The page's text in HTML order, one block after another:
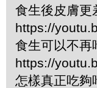
食生後皮膚
https://
食生可以不
https://
怎樣真正吃